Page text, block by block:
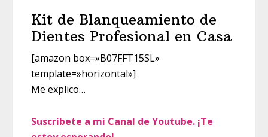
Kit de Blanqueamiento de
Dientes Profesional en Casa
[amazon box=»B07FFT15SL»
template=»horizontal»]
Me explico…
Suscríbete a mi Canal de Youtube. ¡Te